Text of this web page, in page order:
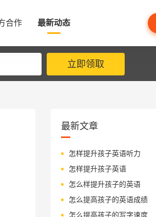
合作 最新动态
立即领取
最新文章
怎样提升孩子英语听力
怎样提升孩子英语
怎么样提升孩子的英语
怎么提高孩子的英语成绩
怎么提高孩子的写字速度